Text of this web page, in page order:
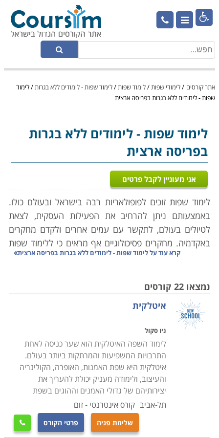

אתר קורסים /לימודי שפות/לימוד שפות/לימוד שפות - לימודים ללא בגרות/לימוד
שפות - לימודים ללא בגרות בפריסה ארצית
לימוד שפות- לימודים ללא בגרות
בפריסה ארצית
אני מעוניין לקבל פרטים
לימוד שפות זוכים לפופולאריות רבה בישראל ובעולם כולו.
באמצעותם ניתן להרחיב את הפעילות העסקית, לצאת
לטיולים בעולם, לתקשר עם עמים אחרים ולקדם מחקרים
באקדמיה. מחקרים פסיכולוגיים אף מראים כי ללימוד שפות
יתרונות נוספים מעבר להעשרה אישית ומקצועית. למעשה,
הקוגניטיבי הנעשה אצלנו במוח.
מחקרים רבים מראים כי המוח של אנשים הדוברים שתי
שפות פועל באופן שונה מהמוח של אנשים הבקיאים רק
בשפה אחת. דבר זה מעניק יתרונות רבים לאנשים בעלי
שתי שפות ויותר, להלן נמנה כמה מהם. ראשית, לימוד שפה
נוספת מחכימים את האדם, שכן המח מאותגר על ידי פעולות
של שינון, זכירת משמעות ותקשורת בשפה זרה. פעולות אלו
מחזקות את כישורי פתרון הבעיות וכן את יכולת ההבנה
והקליטה. דבר זה מאושש במחקרים המראים כי סטודנטים
הבקיאים בשפה נוספת נוטים להצליח יותר במבחנים מאשר
אלו הבקיאים רק בשפה אחת בייחוד במקצועות לוגיים כגון
קרא עוד עללימוד שפות - לימודים ללא בגרות בפריסה ארצית
נמצאו 22 קורסים
איטלקית
ניו סקול
לימוד השפה האיטלקית הוא שער כניסה לאחת
התרבויות המשפיעות והמרתקות ביותר בעולם.
איטלקית היא שפת האמנות, האופרה, הקולינריה
והעיצוב, ולימודה מעניק יכולת להעריך את
יצירותיהם של גדולי האמנים וההוגים בשפת
תל-אביב קורס אינטרנטי - זום
שליחת פניה פרטי הקורס 